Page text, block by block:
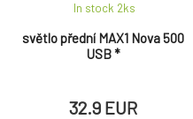
světlo přední MAX1 Nova 500
USB *
In stock 2ks
32.9 EUR